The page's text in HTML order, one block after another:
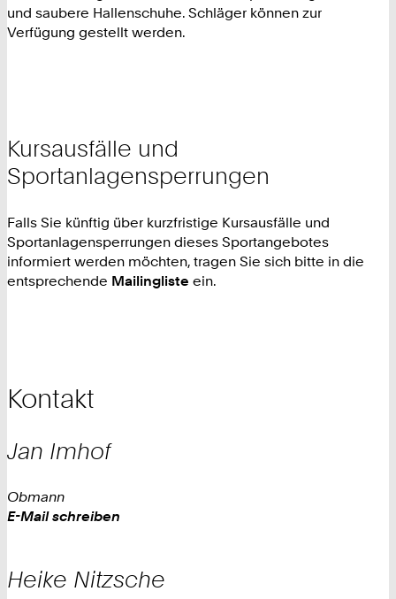
und saubere Hallenschuhe. Schläger können zur
Verfügung gestellt werden.
Kursausfälle und
Sportanlagensperrungen
Falls Sie künftig über kurzfristige Kursausfälle und
Sportanlagensperrungen dieses Sportangebotes
informiert werden möchten, tragen Sie sich bitte in die
entsprechende Mailingliste ein.
Kontakt
Jan Imhof
Obmann
Work
E-Mail schreiben
Heike Nitzsche